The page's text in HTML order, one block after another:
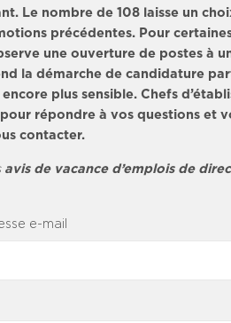
Le nombre de 108 laisse un
précédentes. Pour
une ouverture de postes à
la démarche de candidature
plus sensible. Chefs
répondre à vos questions et
contacter.
avis de vacance d’emplois de
e-mail